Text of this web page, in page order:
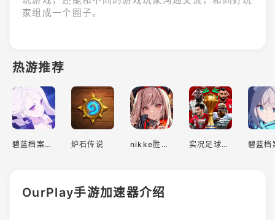
家组成一个圈子。
热游推荐
碧蓝档案国际服 炉石传说 nikke胜利女神国际服 实况足球2022手游
OurPlay手游加速器介绍